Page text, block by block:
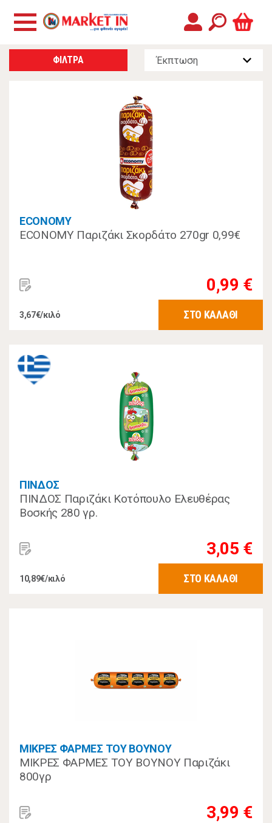
ΦΙΛΤΡΑ
ECONOMY
ECONOMY Παριζάκι Σκορδάτο 270gr 0,99€
0,99 €
3,67€/κιλό ΣΤΟ ΚΑΛΑΘΙ
ΠΙΝΔΟΣ
ΠΙΝΔΟΣ Παριζάκι Κοτόπουλο Ελευθέρας
Βοσκής 280 γρ.
3,05 €
10,89€/κιλό ΣΤΟ ΚΑΛΑΘΙ
ΜΙΚΡΕΣ ΦΑΡΜΕΣ ΤΟΥ ΒΟΥΝΟΥ
ΜΙΚΡΕΣ ΦΑΡΜΕΣ ΤΟΥ ΒΟΥΝΟΥ Παριζάκι
800γρ
3,99 €